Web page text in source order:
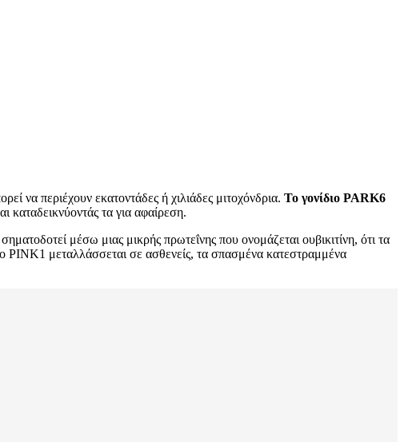
να περιέχουν εκατοντάδες ή χιλιάδες μιτοχόνδρια. Το γονίδιο PARK6
καταδεικνύοντάς τα για αφαίρεση.
σηματοδοτεί μέσω μιας μικρής πρωτεΐνης που ονομάζεται ουβικιτίνη, ότι τα
PINK1 μεταλλάσσεται σε ασθενείς, τα σπασμένα κατεστραμμένα